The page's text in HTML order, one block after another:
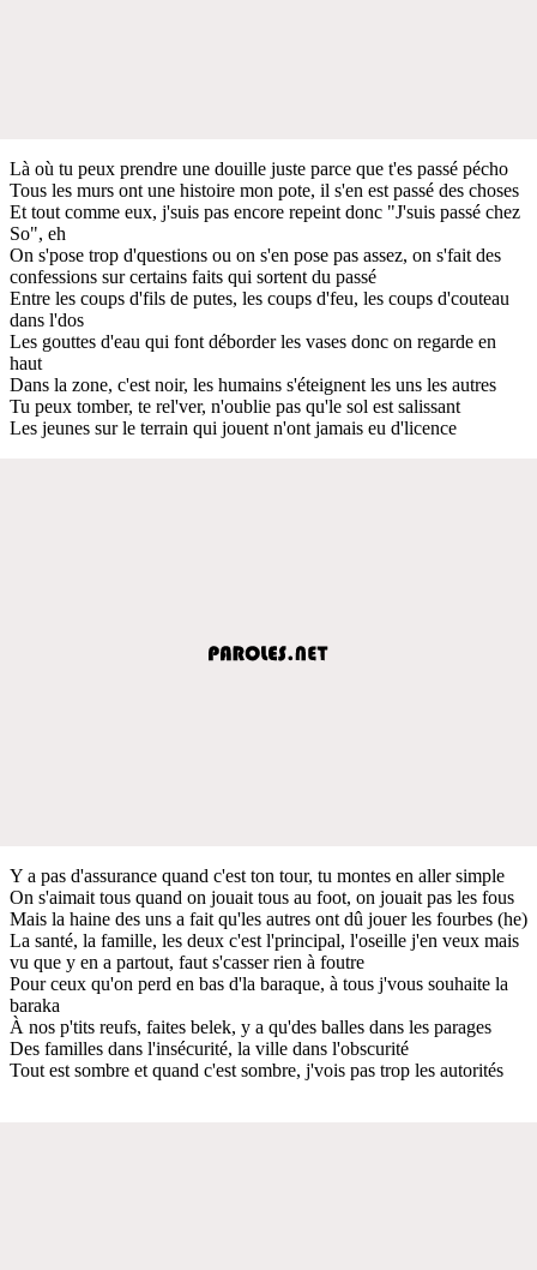
Là où tu peux prendre une douille juste parce que t'es passé pécho
Tous les murs ont une histoire mon pote, il s'en est passé des choses
Et tout comme eux, j'suis pas encore repeint donc "J'suis passé chez
So", eh
On s'pose trop d'questions ou on s'en pose pas assez, on s'fait des
confessions sur certains faits qui sortent du passé
Entre les coups d'fils de putes, les coups d'feu, les coups d'couteau
dans l'dos
Les gouttes d'eau qui font déborder les vases donc on regarde en
haut
Dans la zone, c'est noir, les humains s'éteignent les uns les autres
Tu peux tomber, te rel'ver, n'oublie pas qu'le sol est salissant
Les jeunes sur le terrain qui jouent n'ont jamais eu d'licence
Y a pas d'assurance quand c'est ton tour, tu montes en aller simple
On s'aimait tous quand on jouait tous au foot, on jouait pas les fous
Mais la haine des uns a fait qu'les autres ont dû jouer les fourbes (he)
La santé, la famille, les deux c'est l'principal, l'oseille j'en veux mais
vu que y en a partout, faut s'casser rien à foutre
Pour ceux qu'on perd en bas d'la baraque, à tous j'vous souhaite la
baraka
À nos p'tits reufs, faites belek, y a qu'des balles dans les parages
Des familles dans l'insécurité, la ville dans l'obscurité
Tout est sombre et quand c'est sombre, j'vois pas trop les autorités